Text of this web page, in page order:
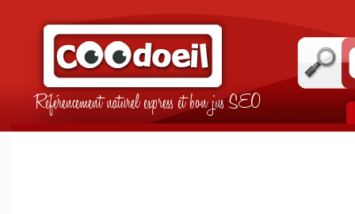
Référencement naturel express et bon jus SEO